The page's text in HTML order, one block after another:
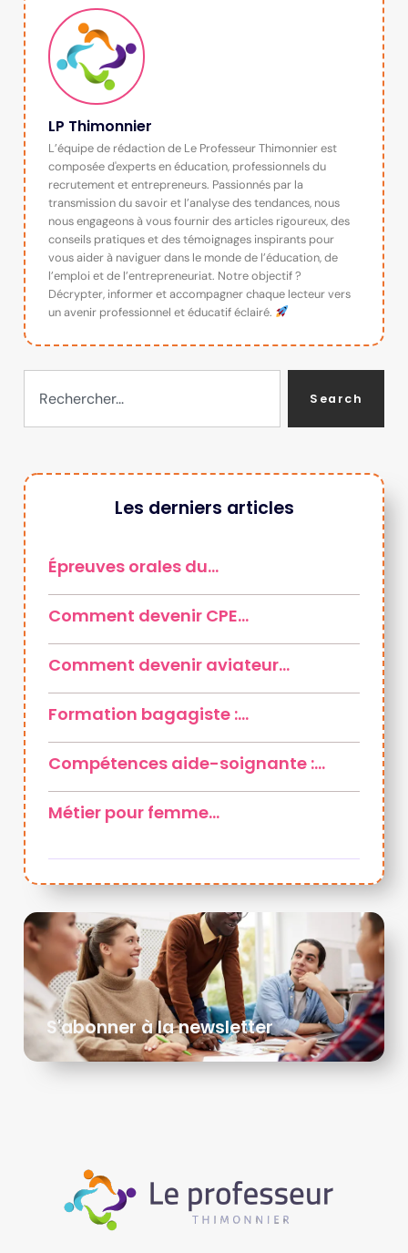
LP Thimonnier
L’équipe de rédaction de Le Professeur Thimonnier est
composée d'experts en éducation, professionnels du
recrutement et entrepreneurs. Passionnés par la
transmission du savoir et l’analyse des tendances, nous
nous engageons à vous fournir des articles rigoureux, des
conseils pratiques et des témoignages inspirants pour
vous aider à naviguer dans le monde de l’éducation, de
l’emploi et de l’entrepreneuriat. Notre objectif ?
Décrypter, informer et accompagner chaque lecteur vers
un avenir professionnel et éducatif éclairé.
Search
Les derniers articles
Épreuves orales du…
Comment devenir CPE…
Comment devenir aviateur…
Formation bagagiste :…
Compétences aide-soignante :…
Métier pour femme…
S'abonner à la newsletter